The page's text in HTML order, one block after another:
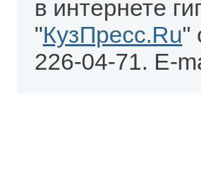
в интернете
"КузПресс.Ru"
226-04-71. E-